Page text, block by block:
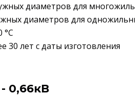
диаметров для
диаметров для
°C
30 лет с даты изготовления
0,66кВ